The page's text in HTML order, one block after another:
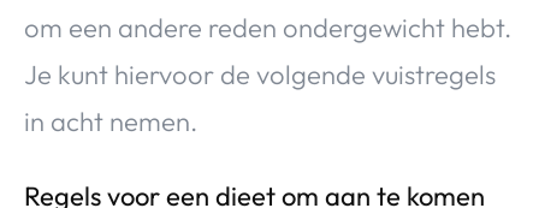
om een andere reden ondergewicht hebt.
Je kunt hiervoor de volgende vuistregels
in acht nemen.
Regels voor een dieet om aan te komen